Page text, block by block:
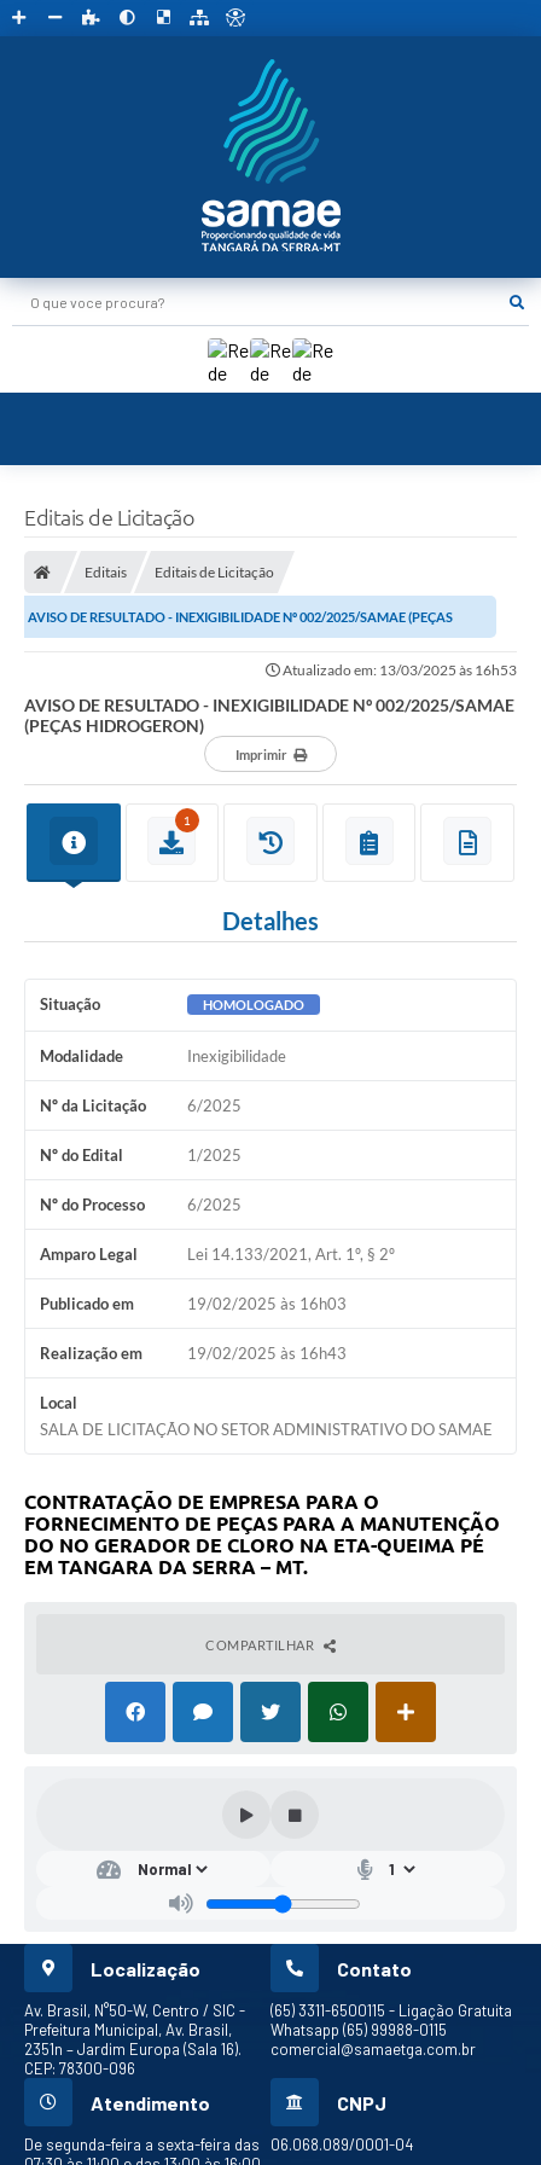
O que voce procura?
Editais de Licitação
Editais Editais de Licitação
AVISO DE RESULTADO - INEXIGIBILIDADE Nº 002/2025/SAMAE (PEÇAS
Atualizado em: 13/03/2025 às 16h53
AVISO DE RESULTADO - INEXIGIBILIDADE Nº 002/2025/SAMAE
(PEÇAS HIDROGERON)
Imprimir
1
Detalhes
Situação HOMOLOGADO
Modalidade Inexigibilidade
Nº da Licitação 6/2025
Nº do Edital 1/2025
Nº do Processo 6/2025
Amparo Legal Lei 14.133/2021, Art. 1º, § 2º
Publicado em 19/02/2025 às 16h03
Realização em 19/02/2025 às 16h43
Local
SALA DE LICITAÇÃO NO SETOR ADMINISTRATIVO DO SAMAE
CONTRATAÇÃO DE EMPRESA PARA O
FORNECIMENTO DE PEÇAS PARA A MANUTENÇÃO
DO NO GERADOR DE CLORO NA ETA-QUEIMA PÉ
EM TANGARA DA SERRA – MT.
COMPARTILHAR
Localização
Av. Brasil, N°50-W, Centro / SIC -
Prefeitura Municipal, Av. Brasil,
2351n – Jardim Europa (Sala 16).
CEP: 78300-096
Contato
(65) 3311-6500115 - Ligação Gratuita
Whatsapp (65) 99988-0115
comercial@samaetga.com.br
Atendimento
De segunda-feira a sexta-feira das
CNPJ
06.068.089/0001-04